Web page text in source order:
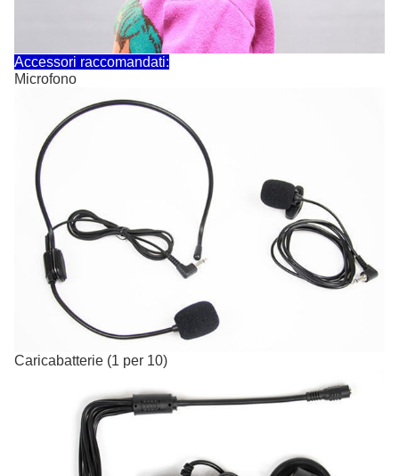
Accessori raccomandati:
Microfono
Caricabatterie (1 per 10)